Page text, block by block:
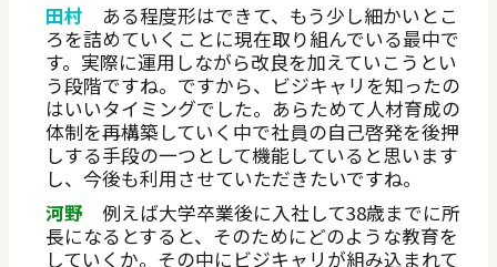
田村 ある程度形はできて、もう少し細かいとこ
ろを詰めていくことに現在取り組んでいる最中で
す。実際に運用しながら改良を加えていこうとい
う段階ですね。ですから、ビジキャリを知ったの
はいいタイミングでした。あらためて人材育成の
体制を再構築していく中で社員の自己啓発を後押
しする手段の一つとして機能していると思います
し、今後も利用させていただきたいですね。
河野 例えば大学卒業後に入社して38歳までに所
長になるとすると、そのためにどのような教育を
していくか。その中にビジキャリが組み込まれて